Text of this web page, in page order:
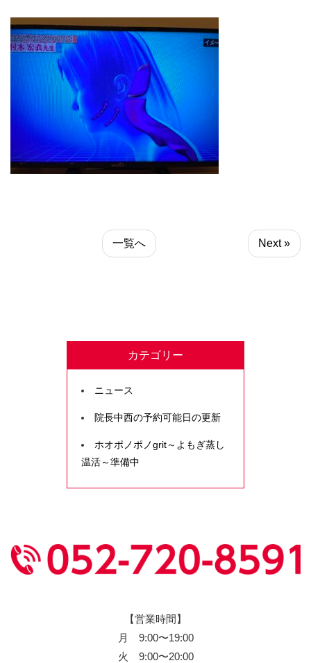
一覧へ Next »
カテゴリー
ニュース
院長中西の予約可能日の更新
ホオポノポノgrit～よもぎ蒸し
温活～準備中
【営業時間】
月 9:00〜19:00
火 9:00〜20:00